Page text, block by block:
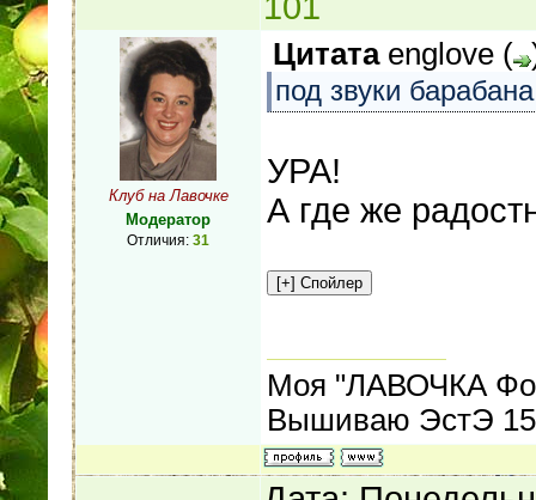
Клуб на Лавочке
Модератор
Отличия: 31
Цитата englove (
под звуки
УРА!
А где же
Моя "ЛАВОЧКА
Вышиваю ЭстЭ